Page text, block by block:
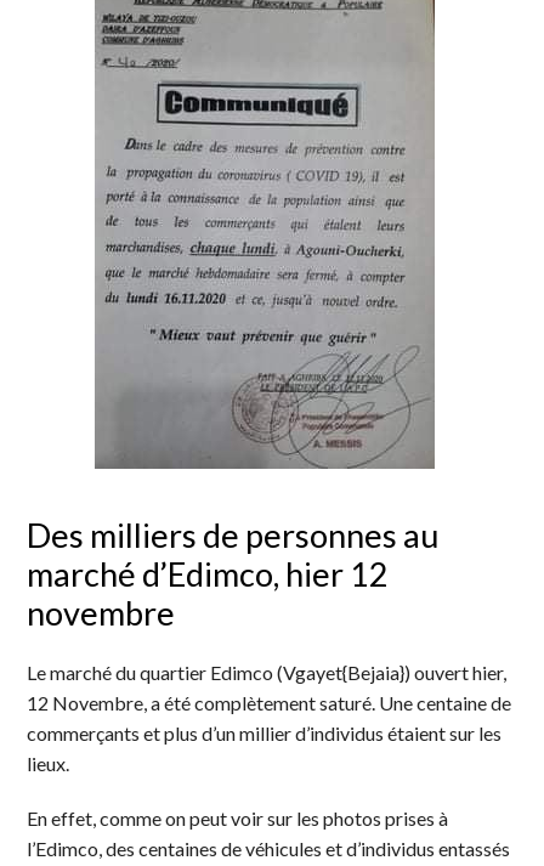
Des milliers de personnes au
marché d’Edimco, hier 12
novembre
Le marché du quartier Edimco (Vgayet{Bejaia}) ouvert hier,
12 Novembre, a été complètement saturé. Une centaine de
commerçants et plus d’un millier d’individus étaient sur les
lieux.
En effet, comme on peut voir sur les photos prises à
l’Edimco, des centaines de véhicules et d’individus entassés